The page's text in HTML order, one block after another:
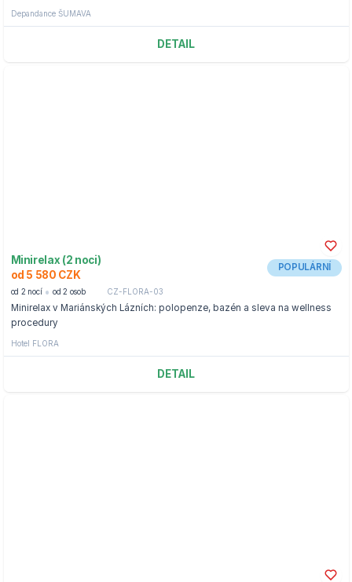
Depandance ŠUMAVA
DETAIL
Minirelax (2 noci)
od 5 580 CZK
POPULÁRNÍ
od 2 nocí od 2 osob CZ-FLORA-03
Minirelax v Mariánských Lázních: polopenze, bazén a sleva na wellness
procedury
Hotel FLORA
DETAIL